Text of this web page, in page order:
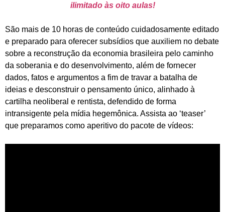
ilimitado às oito aulas!
São mais de 10 horas de conteúdo cuidadosamente editado
e preparado para oferecer subsídios que auxiliem no debate
sobre a reconstrução da economia brasileira pelo caminho
da soberania e do desenvolvimento, além de fornecer
dados, fatos e argumentos a fim de travar a batalha de
ideias e desconstruir o pensamento único, alinhado à
cartilha neoliberal e rentista, defendido de forma
intransigente pela mídia hegemônica. Assista ao ‘teaser’
que preparamos como aperitivo do pacote de vídeos: